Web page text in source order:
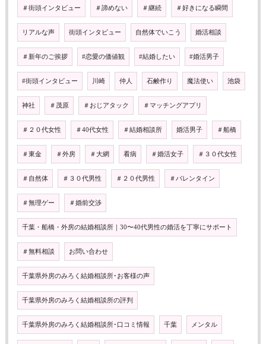
＃街頭インタビュー ＃諦めない ＃継続 ＃好きになる瞬間
リアルな声 街頭インタビュー 自然体でいこう 婚活相談
＃新年のご挨拶 #恋愛の価値観 #結婚したい #婚活男子
#街頭インタビュー 川崎 仲人 石鹸作り 魔法使い 池袋
神社 ＃茂原 ＃おじアタック ＃マッチングアプリ
＃２０代女性 ＃40代女性 ＃結婚相談所 婚活男子 ＃船橋
＃東金 ＃外房 ＃大網 看病 ＃婚活女子 ＃３０代女性
＃自然体 ＃３０代男性 ＃２０代男性 ＃バレンタイン
＃無理ゲー ＃婚前交渉
千葉・船橋・外房の結婚相談所｜30〜40代男性の婚活を丁寧にサポート
＃無料相談 お問い合わせ
千葉県外房のみろく結婚相談所･お客様の声
千葉県外房のみろく結婚相談所の評判
千葉県外房のみろく結婚相談所･口コミ情報 千葉 メンタル